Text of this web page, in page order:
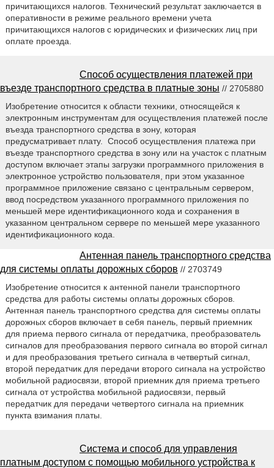
причитающихся налогов. Технический результат заключается в
оперативности в режиме реального времени учета
причитающихся налогов с юридических и физических лиц при
оплате проезда.
Способ осуществления платежей при
въезде транспортного средства в платные зоны // 2705880
Изобретение относится к области техники, относящейся к
электронным инструментам для осуществления платежей после
въезда транспортного средства в зону, которая
предусматривает плату. Способ осуществления платежа при
въезде транспортного средства в зону или на участок с платным
доступом включает этапы загрузки программного приложения в
электронное устройство пользователя, при этом указанное
программное приложение связано с центральным сервером,
ввод посредством указанного программного приложения по
меньшей мере идентификационного кода и сохранения в
указанном центральном сервере по меньшей мере указанного
идентификационного кода.
Антенная панель транспортного средства
для системы оплаты дорожных сборов // 2703749
Изобретение относится к антенной панели транспортного
средства для работы системы оплаты дорожных сборов.
Антенная панель транспортного средства для системы оплаты
дорожных сборов включает в себя панель, первый приемник
для приема первого сигнала от передатчика, преобразователь
сигналов для преобразования первого сигнала во второй сигнал
и для преобразования третьего сигнала в четвертый сигнал,
второй передатчик для передачи второго сигнала на устройство
мобильной радиосвязи, второй приемник для приема третьего
сигнала от устройства мобильной радиосвязи, первый
передатчик для передачи четвертого сигнала на приемник
пункта взимания платы.
Система и способ для управления
платным доступом с помощью мобильного устройства к